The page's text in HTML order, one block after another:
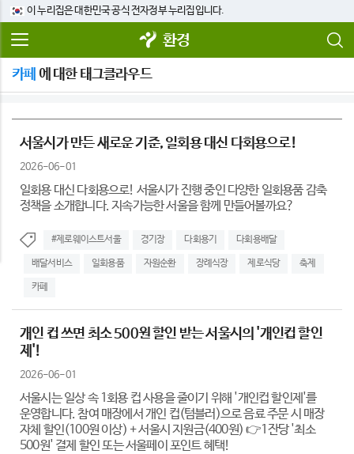
이 누리집은 대한민국 공식 전자정부 누리집입니다.
환경
카페 에 대한 태그클라우드
서울시가 만든 새로운 기준, 일회용 대신 다회용으로!
2026-06-01
일회용 대신 다회용으로! 서울시가 진행 중인 다양한 일회용품 감축
정책을 소개합니다. 지속가능한 서울을 함께 만들어볼까요?
#제로웨이스트서울 경기장 다회용기 다회용배달
배달서비스 일회용품 자원순환 장례식장 제로식당 축제
카페
개인 컵 쓰면 최소 500원 할인 받는 서울시의 '개인컵 할인
제'!
2026-06-01
서울시는 일상 속 1회용 컵 사용을 줄이기 위해 '개인컵 할인제'를
운영합니다. 참여 매장에서 개인 컵(텀블러)으로 음료 주문 시 매장
자체 할인(100원 이상) + 서울시 지원금(400원) 👉1잔당 '최소
500원' 결제 할인 또는 서울페이 포인트 혜택!